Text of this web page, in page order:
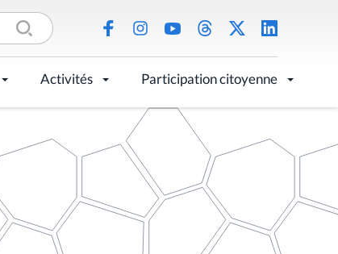
Activités Participation citoyenne